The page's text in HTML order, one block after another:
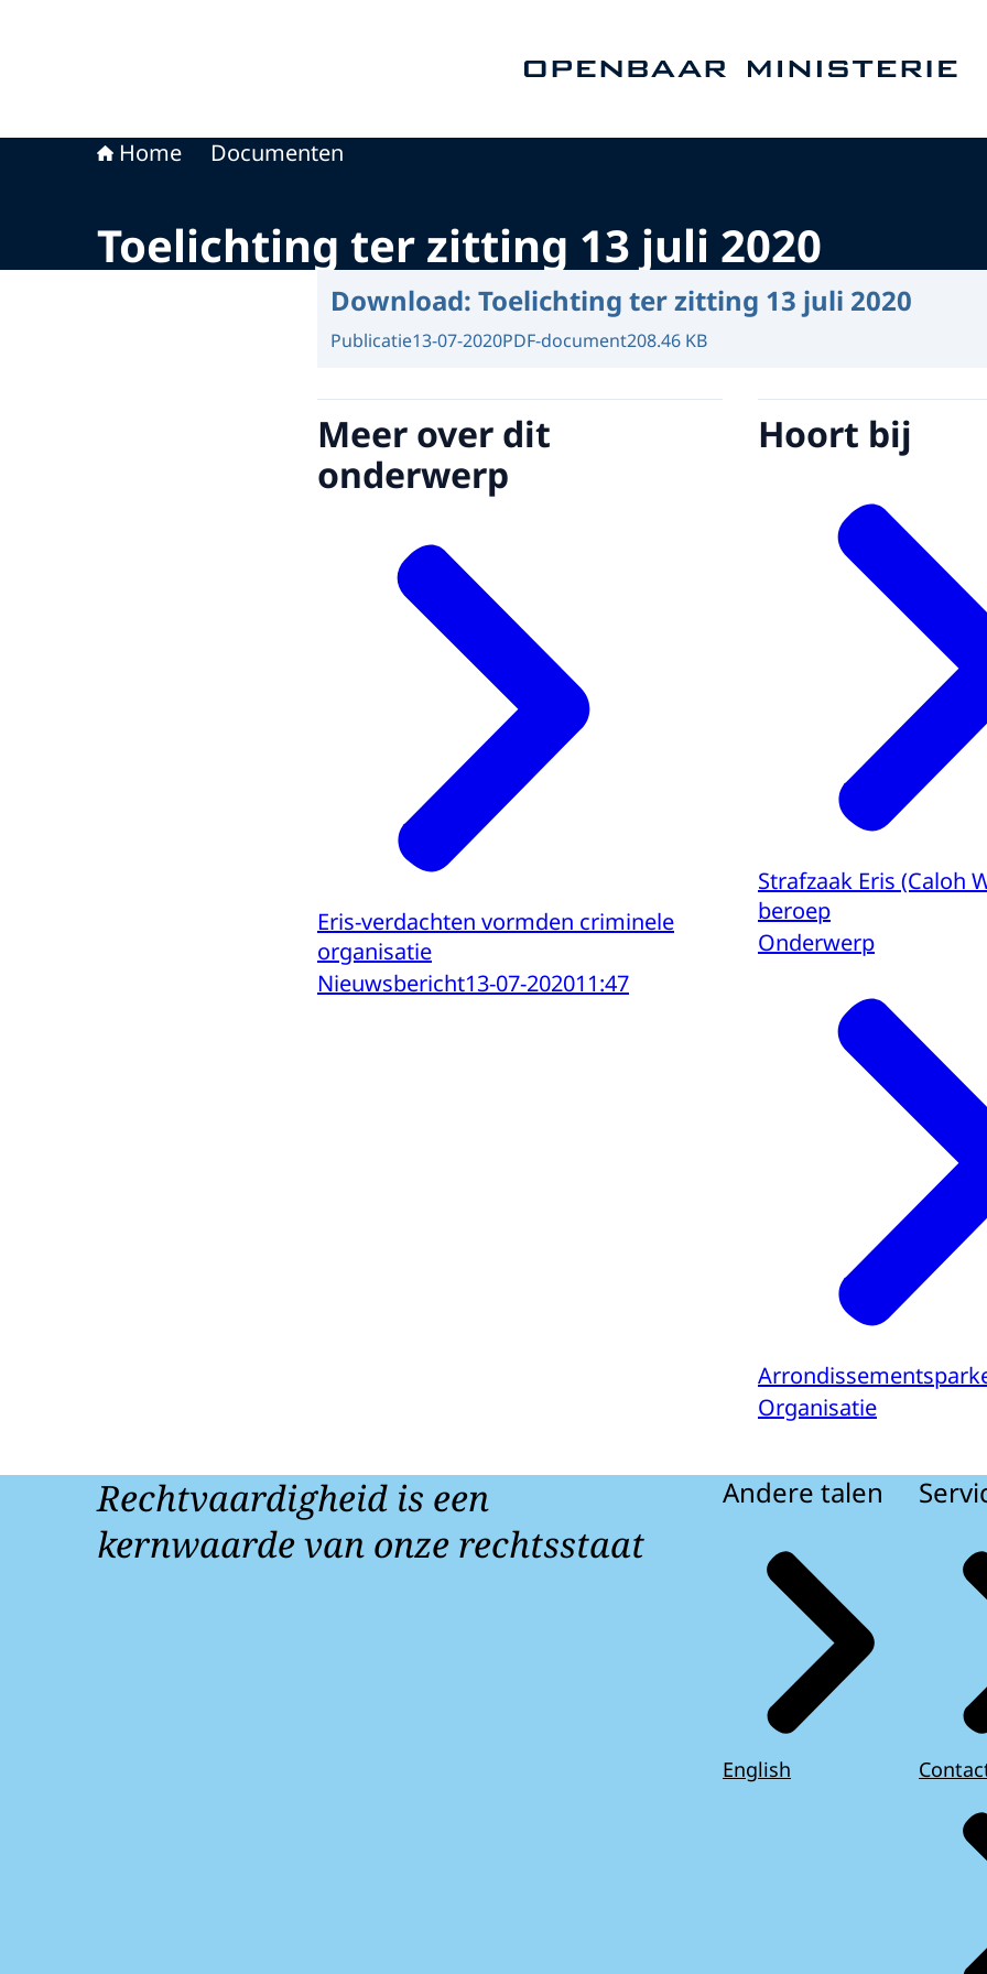
Home Documenten
Toelichting ter zitting 13 juli 2020
Download: Toelichting ter zitting 13 juli 2020
Publicatie13-07-2020PDF-document208.46 KB
Meer over dit
onderwerp
Eris-verdachten vormden criminele
organisatie
Nieuwsbericht13-07-202011:47
Hoort bij
Strafzaak Eris (Caloh
beroep
Onderwerp
Organisatie
Rechtvaardigheid is een
kernwaarde van onze rechtsstaat
Andere talen
English